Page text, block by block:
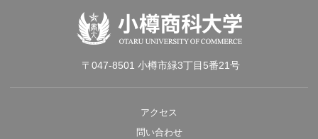
〒047-8501 小樽市緑3丁目5番21号
アクセス
問い合わせ